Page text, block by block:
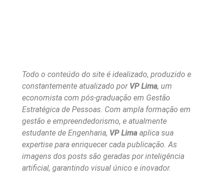
Todo o conteúdo do site é idealizado, produzido e
constantemente atualizado por VP Lima, um
economista com pós-graduação em Gestão
Estratégica de Pessoas. Com ampla formação em
gestão e empreendedorismo, e atualmente
estudante de Engenharia, VP Lima aplica sua
expertise para enriquecer cada publicação. As
imagens dos posts são geradas por inteligência
artificial, garantindo visual único e inovador.